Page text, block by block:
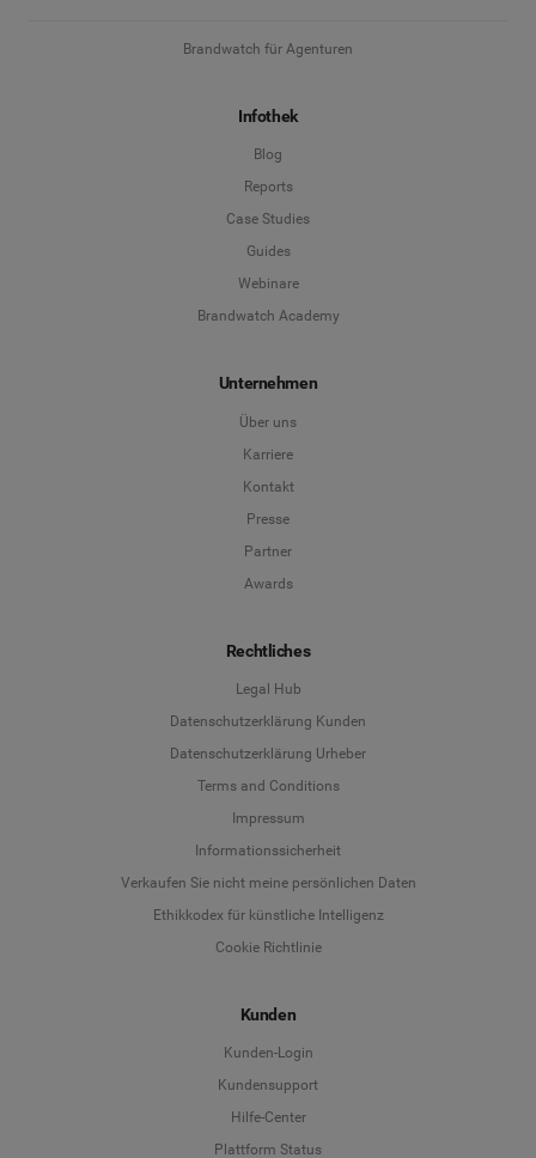
Brandwatch für Agenturen
Infothek
Blog
Reports
Case Studies
Guides
Webinare
Brandwatch Academy
Unternehmen
Über uns
Karriere
Kontakt
Presse
Partner
Awards
Rechtliches
Legal Hub
Datenschutzerklärung Kunden
Datenschutzerklärung Urheber
Terms and Conditions
Impressum
Informationssicherheit
Verkaufen Sie nicht meine persönlichen Daten
Ethikkodex für künstliche Intelligenz
Cookie Richtlinie
Kunden
Kunden-Login
Kundensupport
Hilfe-Center
Plattform Status
Deutsch
English